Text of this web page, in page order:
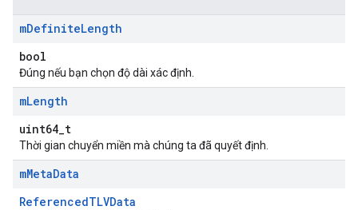
mDefiniteLength
bool
Đúng nếu bạn chọn độ dài xác định.
mLength
uint64_t
Thời gian chuyển miền mà chúng ta đã quyết định.
mMetaData
ReferencedTLVData